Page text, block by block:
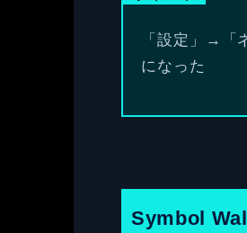
「設定」→「
になった
Symbol